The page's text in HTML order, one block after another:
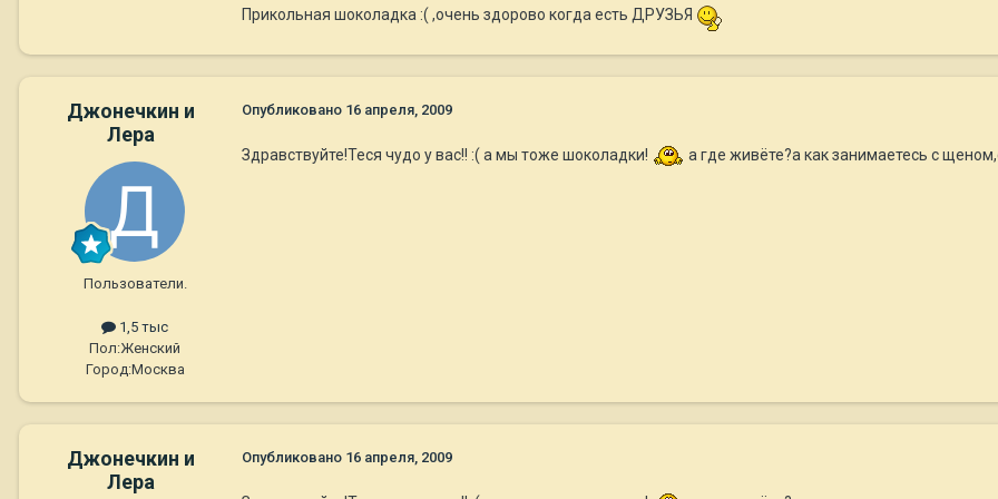
Прикольная шоколадка :( ,очень здорово когда есть ДРУЗЬЯ
Джонечкин и
Лера
Пользователи.
1,5 тыс
Пол:Женский
Город:Москва
Опубликовано 16 апреля, 2009
Здравствуйте!Теся чудо у вас!! :( а мы тоже шоколадки! а где живёте?а как занимаетесь с
Джонечкин и
Лера
Опубликовано 16 апреля, 2009